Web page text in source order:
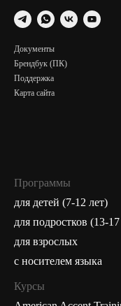
Документы
Брендбук (ПК)
Поддержка
Карта сайта
Программы
для детей (7-12 лет)
для подростков (13-
для взрослых
с носителем языка
Курсы